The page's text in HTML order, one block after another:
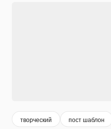
творческий пост шаблон